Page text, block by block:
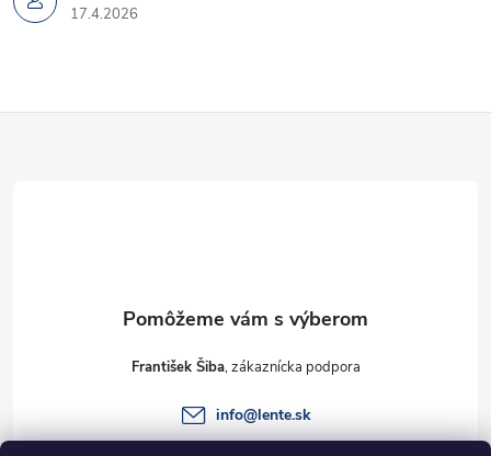
17.4.2026
František Šiba
info@lente.sk